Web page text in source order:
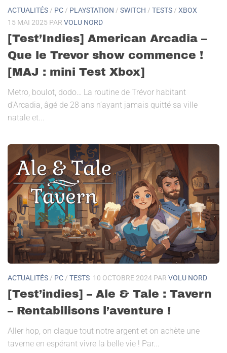
ACTUALITÉS / PC / PLAYSTATION / SWITCH / TESTS / XBOX
15 MAI 2025 PAR VOLU NORD
[Test’Indies] American Arcadia –
Que le Trevor show commence !
[MAJ : mini Test Xbox]
Metro, boulot, dodo… La routine de Trévor habitant
d’Arcadia, âgé de 28 ans n’ayant jamais quitté sa ville
natale et...
ACTUALITÉS / PC / TESTS 10 OCTOBRE 2024 PAR VOLU NORD
[Test’indies] – Ale & Tale : Tavern
– Rentabilisons l’aventure !
Aller hop, on claque tout notre argent et on achète une
taverne en espérant vivre la belle vie ! Par...